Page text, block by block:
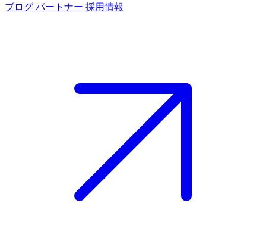
ブログ パートナー 採用情報